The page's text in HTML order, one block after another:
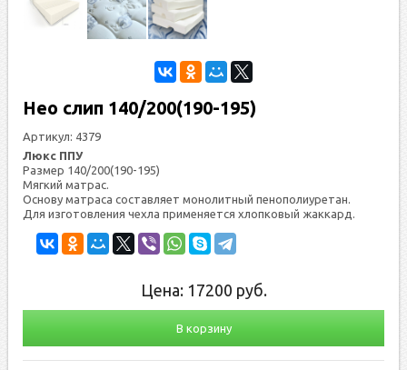
Нео слип 140/200(190-195)
Артикул: 4379
Люкс ППУ
Размер 140/200(190-195)
Мяг­кий мат­рас.
Ос­но­ву мат­ра­са сос­тавля­ет мо­нолит­ный пе­нопо­ли­уре­тан.
Для из­го­тов­ле­ния чех­ла при­меня­ет­ся хлоп­ко­вый жак­кард.
Цена: 17200 руб.
В корзину